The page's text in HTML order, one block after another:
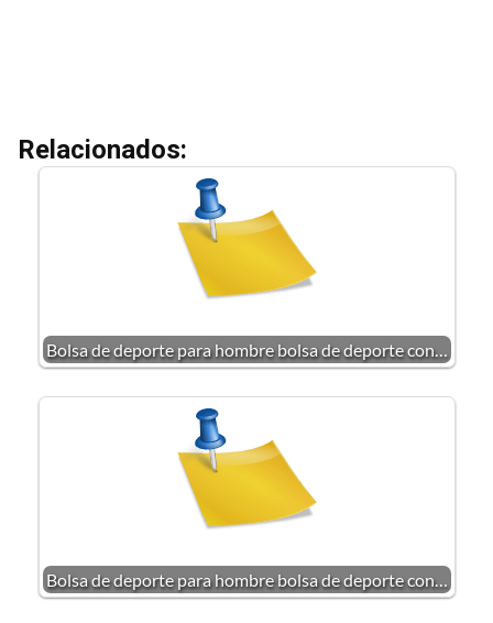
Relacionados:
Bolsa de deporte para hombre bolsa de deporte con…
Bolsa de deporte para hombre bolsa de deporte con…